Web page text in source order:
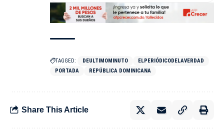
TAGGED: DEULTIMOMINUTO
ELPERIÓDICODELAVERDAD
PORTADA
REPÚBLICA DOMINICANA
Share This Article